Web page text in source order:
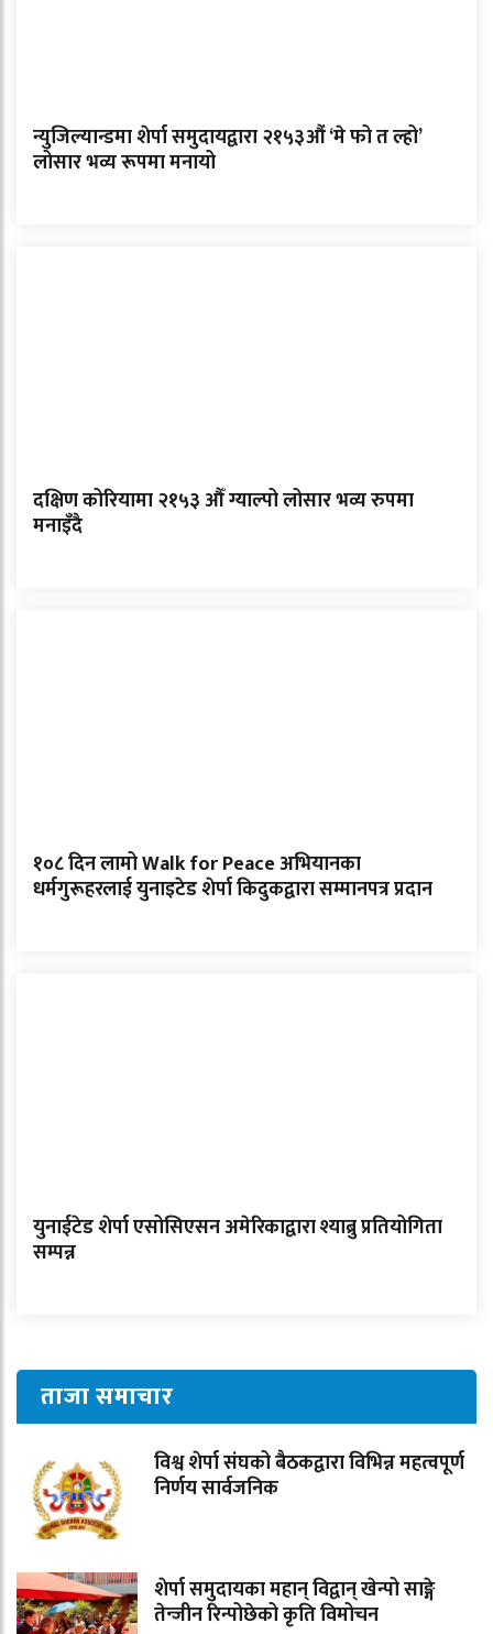
न्युजिल्यान्डमा शेर्पा समुदायद्वारा २१५३औं ‘मे फो त ल्हो’
लोसार भव्य रूपमा मनायो
दक्षिण कोरियामा २१५३ औँ ग्याल्पो लोसार भव्य रुपमा
मनाइँदै
१०८ दिन लामो Walk for Peace अभियानका
धर्मगुरूहरलाई युनाइटेड शेर्पा किदुकद्वारा सम्मानपत्र प्रदान
युनाईटेड शेर्पा एसोसिएसन अमेरिकाद्वारा श्याब्रु प्रतियोगिता
सम्पन्न
ताजा समाचार
विश्व शेर्पा संघको बैठकद्वारा विभिन्न महत्वपूर्ण
निर्णय सार्वजनिक
शेर्पा समुदायका महान् विद्वान् खेन्पो साङ्गे
तेन्जीन रिन्पोछेको कृति विमोचन